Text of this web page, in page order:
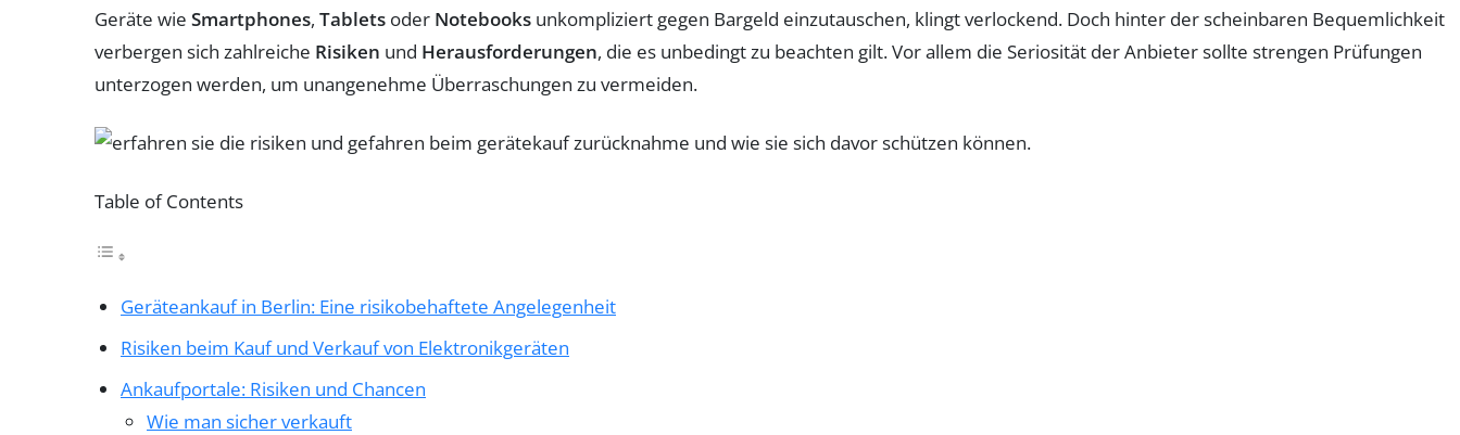
Geräte wie Smartphones, Tablets oder Notebooks unkompliziert gegen Bargeld einzutauschen, klingt verlockend. Doch hinter der scheinbaren Bequemlichkeit
verbergen sich zahlreiche Risiken und Herausforderungen, die es unbedingt zu beachten gilt. Vor allem die Seriosität der Anbieter sollte strengen Prüfungen
unterzogen werden, um unangenehme Überraschungen zu vermeiden.
Table of Contents
Geräteankauf in Berlin: Eine risikobehaftete Angelegenheit
Risiken beim Kauf und Verkauf von Elektronikgeräten
Ankaufportale: Risiken und Chancen
Wie man sicher verkauft